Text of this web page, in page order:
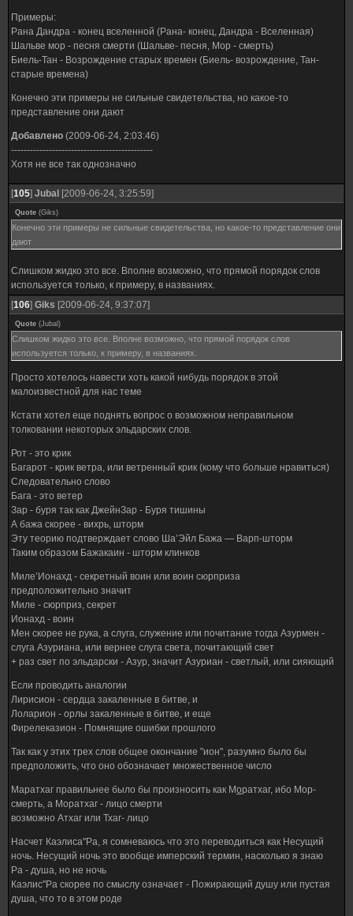
Примеры:
Рана Дандра - конец вселенной (Рана- конец, Дандра - Вселенная)
Шальве мор - песня смерти (Шальве- песня, Мор - смерть)
Биель-Тан - Возрождение старых времен (Биель- возрождение, Тан-
старые времена)
Конечно эти примеры не сильные свидетельства, но какое-то
представление они дают
Добавлено (2009-06-24, 2:03:46)
---------------------------------------------
Хотя не все так однозначно
[105] Jubal [2009-06-24, 3:25:59]
Quote (Giks)
Конечно эти примеры не сильные свидетельства, но какое-то представление они
дают
Слишком жидко это все. Вполне возможно, что прямой порядок слов
используется только, к примеру, в названиях.
[106] Giks [2009-06-24, 9:37:07]
Quote (Jubal )
Слишком жидко это все. Вполне возможно, что прямой порядок слов
используется только, к примеру, в названиях.
Просто хотелось навести хоть какой нибудь порядок в этой
малоизвестной для нас теме
Кстати хотел еще поднять вопрос о возможном неправильном
толковании некоторых эльдарских слов.
Рот - это крик
Багарот - крик ветра, или ветренный крик (кому что больше нравиться)
Следовательно слово
Бага - это ветер
Зар - буря так как ДжейнЗар - Буря тишины
А бажа скорее - вихрь, шторм
Эту теорию подтверждает слово Ша’Эйл Бажа — Варп-шторм
Таким образом Бажакаин - шторм клинков
Миле’Ионахд - секретный воин или воин сюрприза
предположительно значит
Миле - сюрприз, секрет
Ионахд - воин
Мен скорее не рука, а слуга, служение или почитание тогда Азурмен -
слуга Азуриана, или вернее слуга света, почитающий свет
+ раз свет по эльдарски - Азур, значит Азуриан - светлый, или сияющий
Если проводить аналогии
Лирисион - сердца закаленные в битве, и
Лоларион - орлы закаленные в битве, и еще
Фирелеказион - Помнящие ошибки прошлого
Так как у этих трех слов общее окончание "ион", разумно было бы
предположить, что оно обозначает множественное число
Маратхаг правильнее было бы произносить как Моратхаг, ибо Мор-
смерть, а Моратхаг - лицо смерти
возможно Атхаг или Тхаг- лицо
Насчет Каэлиса"Ра, я сомневаюсь что это переводиться как Несущий
ночь. Несущий ночь это вообще имперский термин, насколько я знаю
Ра - душа, но не ночь
Каэлис"Ра скорее по смыслу означает - Пожирающий душу или пустая
душа, что то в этом роде